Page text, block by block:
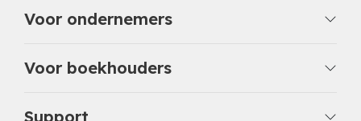
Voor ondernemers
Voor boekhouders
Support